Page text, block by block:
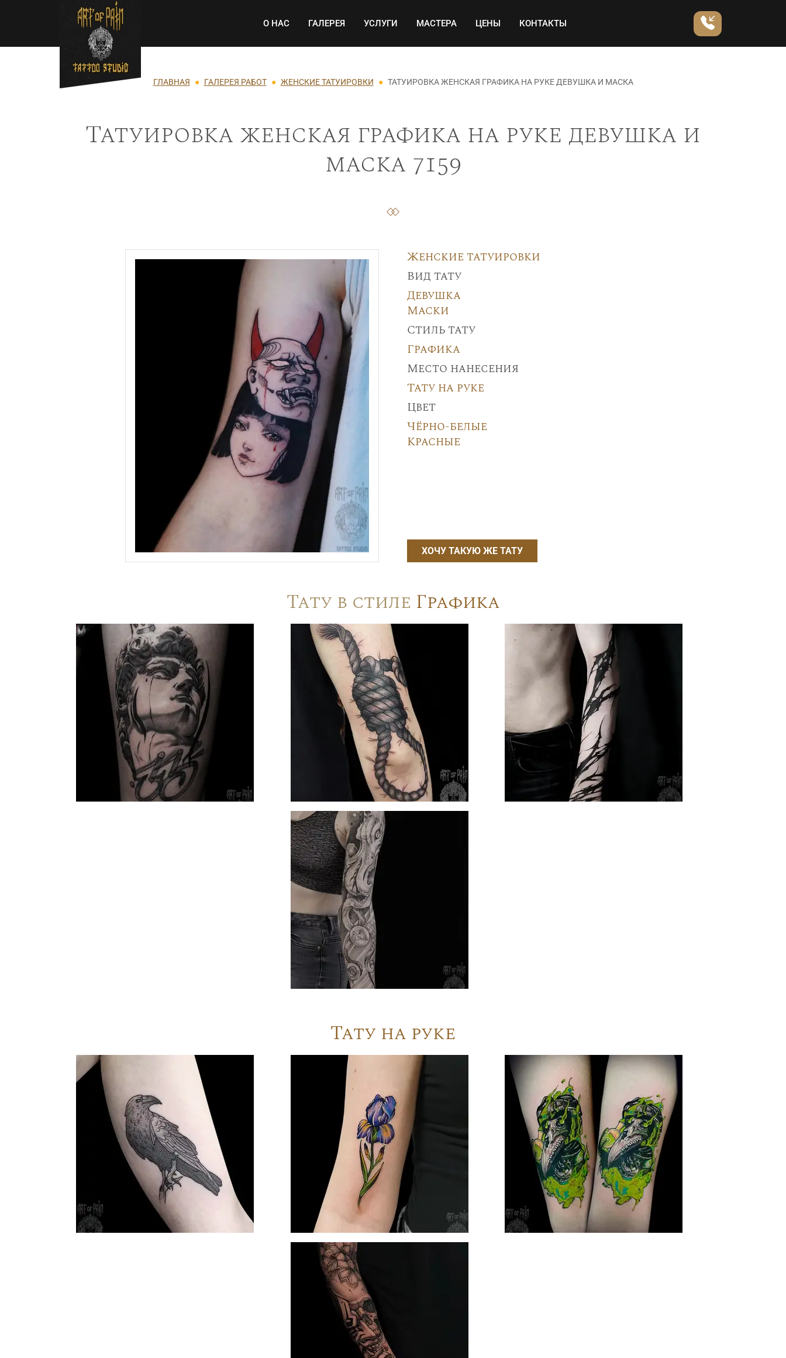
Перейти к основному содержанию Основная навигация
О НАС ГАЛЕРЕЯ УСЛУГИ МАСТЕРА ЦЕНЫ КОНТАКТЫ
Строка навигации
ГЛАВНАЯ ГАЛЕРЕЯ РАБОТ ЖЕНСКИЕ ТАТУИРОВКИ ТАТУИРОВКА ЖЕНСКАЯ ГРАФИКА НА РУКЕ ДЕВУШКА И МАСКА
Татуировка женская графика на руке девушка и
маска 7159
Женские татуировки
Вид тату
Девушка
Маски
Стиль тату
Графика
Место нанесения
Тату на руке
Цвет
Чёрно-белые
Красные
ХОЧУ ТАКУЮ ЖЕ ТАТУ
Тату в стиле Графика
Тату на руке